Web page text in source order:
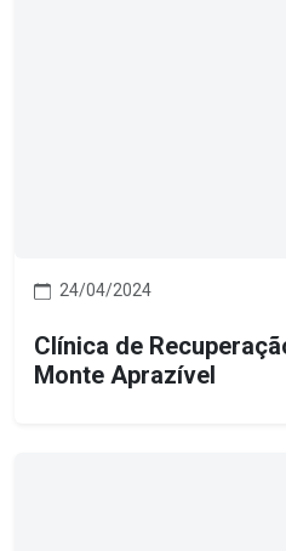
24/04/2024
Clínica de
Monte Aprazível